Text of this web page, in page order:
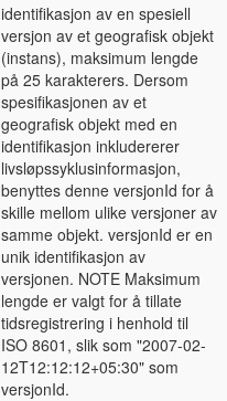
identifikasjon av en spesiell
versjon av et geografisk objekt
(instans), maksimum lengde
på 25 karakterers. Dersom
spesifikasjonen av et
geografisk objekt med en
identifikasjon inkludererer
livsløpssyklusinformasjon,
benyttes denne versjonId for å
skille mellom ulike versjoner av
samme objekt. versjonId er en
unik identifikasjon av
versjonen. NOTE Maksimum
lengde er valgt for å tillate
tidsregistrering i henhold til
ISO 8601, slik som "2007-02-
12T12:12:12+05:30" som
versjonId.